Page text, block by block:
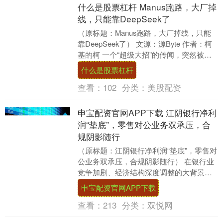
什么是股票杠杆 Manus跑路，大厂掉
线，只能靠DeepSeek了
（原标题：Manus跑路，大厂掉线，只能
靠DeepSeek了） 文源：源Byte 作者：柯
基的柯 一个“超级大招”的传闻，突然被爆
出。 9月4日，据彭博社援引知....
什么是股票杠杆
查看： 102 分类： 美股配资
申宝配资官网APP下载 江阴银行净利
润“垫底”，零售对公业务双承压，合
规阴影随行
（原标题：江阴银行净利润“垫底”，零售对
公业务双承压，合规阴影随行） 在银行业
竞争加剧、经济结构深度调整的大背景
下，2025年半年报披露，江阴银行交出一
份喜忧参....
申宝配资官网APP下载
查看： 213 分类： 双悦网